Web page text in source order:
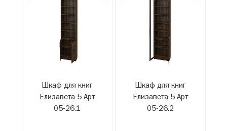
Шкаф для книг
Елизавета 5 Арт
05-26.1
Шкаф для книг
Елизавета 5 Арт
05-26.2